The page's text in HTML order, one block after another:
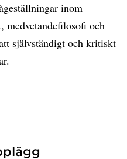
inom
medvetandefilosofi och
självständigt och kritiskt